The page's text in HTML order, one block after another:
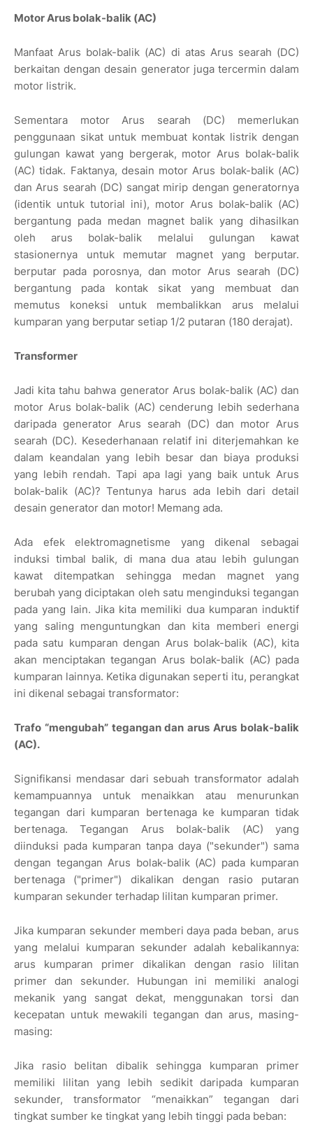
Motor Arus bolak-balik (AC)
Manfaat Arus bolak-balik (AC) di atas Arus searah (DC)
berkaitan dengan desain generator juga tercermin dalam
motor listrik.
Sementara motor Arus searah (DC) memerlukan
penggunaan sikat untuk membuat kontak listrik dengan
gulungan kawat yang bergerak, motor Arus bolak-balik
(AC) tidak. Faktanya, desain motor Arus bolak-balik (AC)
dan Arus searah (DC) sangat mirip dengan generatornya
(identik untuk tutorial ini), motor Arus bolak-balik (AC)
bergantung pada medan magnet balik yang dihasilkan
oleh arus bolak-balik melalui gulungan kawat
stasionernya untuk memutar magnet yang berputar.
berputar pada porosnya, dan motor Arus searah (DC)
bergantung pada kontak sikat yang membuat dan
memutus koneksi untuk membalikkan arus melalui
kumparan yang berputar setiap 1/2 putaran (180 derajat).
Transformer
Jadi kita tahu bahwa generator Arus bolak-balik (AC) dan
motor Arus bolak-balik (AC) cenderung lebih sederhana
daripada generator Arus searah (DC) dan motor Arus
searah (DC). Kesederhanaan relatif ini diterjemahkan ke
dalam keandalan yang lebih besar dan biaya produksi
yang lebih rendah. Tapi apa lagi yang baik untuk Arus
bolak-balik (AC)? Tentunya harus ada lebih dari detail
desain generator dan motor! Memang ada.
Ada efek elektromagnetisme yang dikenal sebagai
induksi timbal balik, di mana dua atau lebih gulungan
kawat ditempatkan sehingga medan magnet yang
berubah yang diciptakan oleh satu menginduksi tegangan
pada yang lain. Jika kita memiliki dua kumparan induktif
yang saling menguntungkan dan kita memberi energi
pada satu kumparan dengan Arus bolak-balik (AC), kita
akan menciptakan tegangan Arus bolak-balik (AC) pada
kumparan lainnya. Ketika digunakan seperti itu, perangkat
ini dikenal sebagai transformator:
Trafo “mengubah” tegangan dan arus Arus bolak-balik
(AC).
Signifikansi mendasar dari sebuah transformator adalah
kemampuannya untuk menaikkan atau menurunkan
tegangan dari kumparan bertenaga ke kumparan tidak
bertenaga. Tegangan Arus bolak-balik (AC) yang
diinduksi pada kumparan tanpa daya ("sekunder") sama
dengan tegangan Arus bolak-balik (AC) pada kumparan
bertenaga ("primer") dikalikan dengan rasio putaran
kumparan sekunder terhadap lilitan kumparan primer.
Jika kumparan sekunder memberi daya pada beban, arus
yang melalui kumparan sekunder adalah kebalikannya:
arus kumparan primer dikalikan dengan rasio lilitan
primer dan sekunder. Hubungan ini memiliki analogi
mekanik yang sangat dekat, menggunakan torsi dan
kecepatan untuk mewakili tegangan dan arus, masing-
masing:
Jika rasio belitan dibalik sehingga kumparan primer
memiliki lilitan yang lebih sedikit daripada kumparan
sekunder, transformator “menaikkan” tegangan dari
tingkat sumber ke tingkat yang lebih tinggi pada beban: